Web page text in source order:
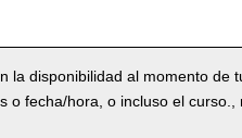
la disponibilidad al momento de
o fecha/hora, o incluso el curso.,